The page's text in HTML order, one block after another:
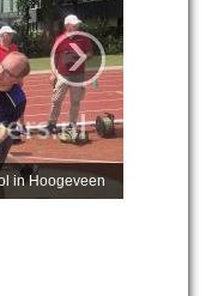
in Hoogeveen
›